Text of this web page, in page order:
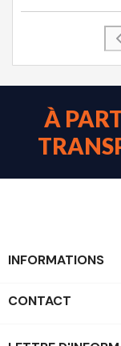
À
INFORMATIONS
CONTACT